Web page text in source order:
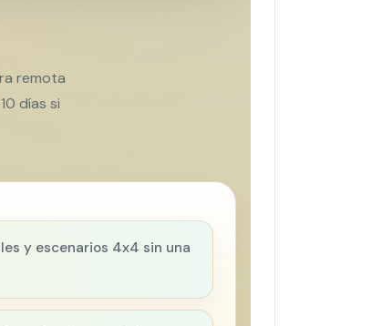
remota
días si
y escenarios 4x4 sin una